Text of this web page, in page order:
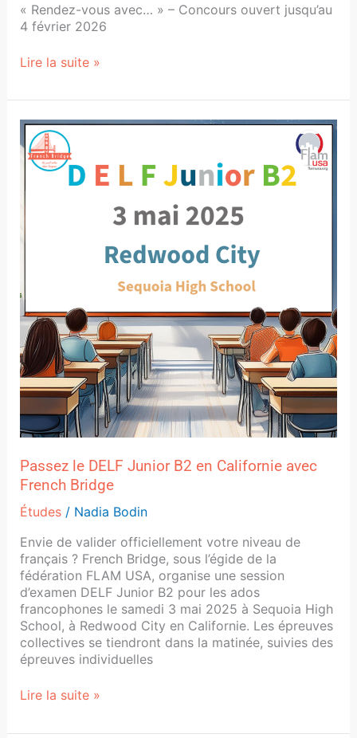
« Rendez-vous avec… » – Concours ouvert jusqu’au
4 février 2026
Lire la suite »
Passez le DELF Junior B2 en Californie avec
French Bridge
Études/ Nadia Bodin
Envie de valider officiellement votre niveau de
français ? French Bridge, sous l’égide de la
fédération FLAM USA, organise une session
d’examen DELF Junior B2 pour les ados
francophones le samedi 3 mai 2025 à Sequoia High
School, à Redwood City en Californie. Les épreuves
collectives se tiendront dans la matinée, suivies des
épreuves individuelles
Passez
le
DELF
B2
en
avec
Lire la suite »